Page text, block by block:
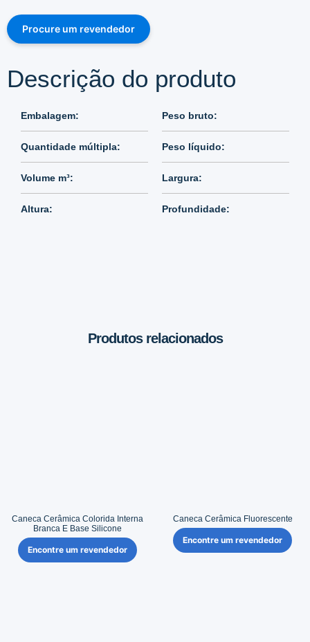
Procure um revendedor
Descrição do produto
Embalagem:
Quantidade múltipla:
Volume m³:
Altura:
Peso bruto:
Peso líquido:
Largura:
Profundidade:
Produtos relacionados
Caneca Cerâmica Colorida Interna
Branca E Base Silicone
Encontre um revendedor
Caneca Cerâmica Fluorescente
Encontre um revendedor